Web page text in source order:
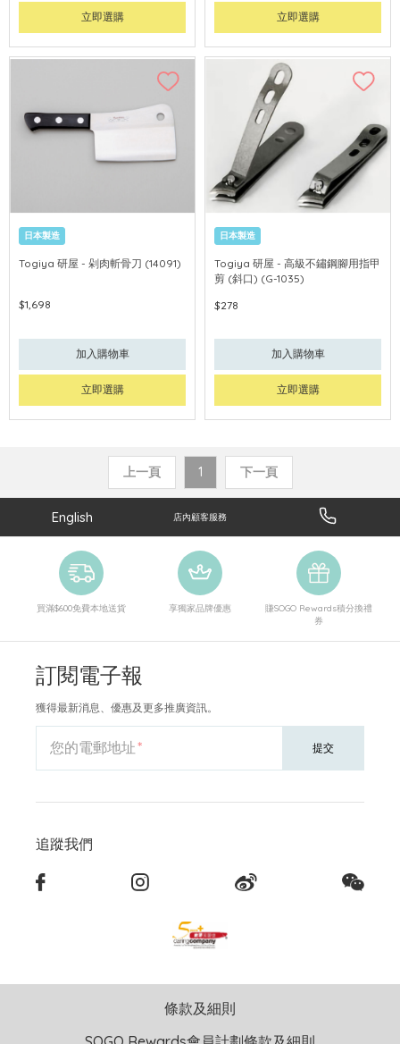
立即選購 立即選購
日本製造
Togiya 研屋 - 剁肉斬骨刀 (14091)
$1,698
加入購物車
立即選購
日本製造
Togiya 研屋 - 高級不鏽鋼腳用指甲
剪 (斜口) (G-1035)
$278
加入購物車
立即選購
上一頁 1 下一頁
English 店內顧客服務
買滿$600免費本地送貨 享獨家品牌優惠
賺SOGO Rewards積分換禮
券
訂閱電子報
獲得最新消息、優惠及更多推廣資訊。
您的電郵地址 提交
追蹤我們
條款及細則